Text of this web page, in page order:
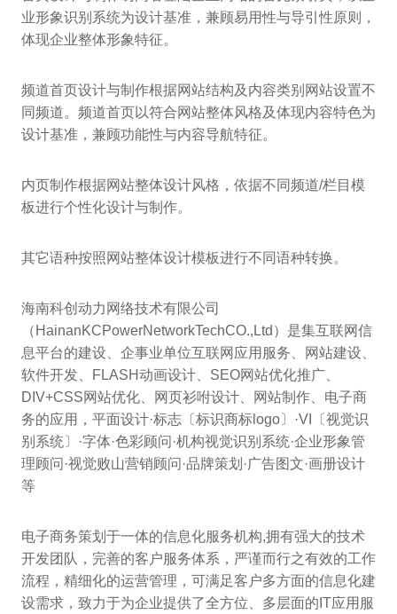
业形象识别系统为设计基准，兼顾易用性与导引性原则，
体现企业整体形象特征。
频道首页设计与制作根据网站结构及内容类别网站设置不
同频道。频道首页以符合网站整体风格及体现内容特色为
设计基准，兼顾功能性与内容导航特征。
内页制作根据网站整体设计风格，依据不同频道/栏目模
板进行个性化设计与制作。
其它语种按照网站整体设计模板进行不同语种转换。
海南科创动力网络技术有限公司
（HainanKCPowerNetworkTechCO.,Ltd）是集互联网信
息平台的建设、企事业单位互联网应用服务、网站建设、
软件开发、FLASH动画设计、SEO网站优化推广、
DIV+CSS网站优化、网页衫咐设计、网站制作、电子商
务的应用，平面设计·标志〔标识商标logo〕·VI〔视觉识
别系统〕·字体·色彩顾问·机构视觉识别系统·企业形象管
理顾问·视觉败山营销顾问·品牌策划·广告图文·画册设计
等
电子商务策划于一体的信息化服务机构,拥有强大的技术
开发团队，完善的客户服务体系，严谨而行之有效的工作
流程，精细化的运营管理，可满足客户多方面的信息化建
设需求，致力于为企业提供了全方位、多层面的IT应用服